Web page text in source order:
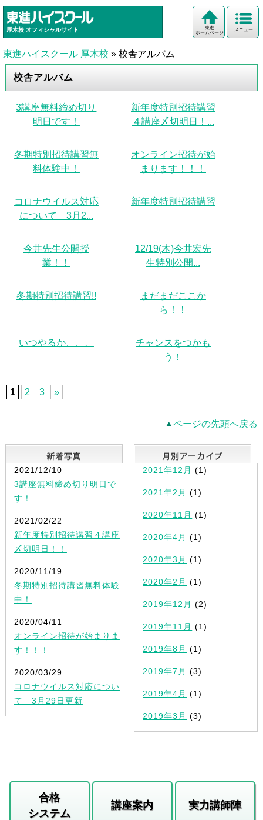
厚木校 オフィシャルサイト メニュー
東進
ホームページ
東進ハイスクール 厚木校 » 校舎アルバム
校舎アルバム
3講座無料締め切り
明日です！
新年度特別招待講習
４講座〆切明日！...
冬期特別招待講習無
料体験中！
オンライン招待が始
まります！！！
コロナウイルス対応
について 3月2...
新年度特別招待講習
今井先生公開授
業！！
12/19(木)今井宏先
生特別公開...
冬期特別招待講習!!
まだまだここか
ら！！
いつやるか、、、
チャンスをつかも
う！
1 2 3 »
ページの先頭へ戻る
新着写真
2021/12/10
3講座無料締め切り明日で
す！
2021/02/22
新年度特別招待講習４講座
〆切明日！！
2020/11/19
冬期特別招待講習無料体験
中！
2020/04/11
オンライン招待が始まりま
す！！！
2020/03/29
コロナウイルス対応につい
て 3月29日更新
2021年12月 (1)
2021年2月 (1)
2020年11月 (1)
2020年4月 (1)
2020年3月 (1)
2020年2月 (1)
2019年12月 (2)
2019年11月 (1)
2019年8月 (1)
2019年7月 (3)
2019年4月 (1)
2019年3月 (3)
合格
システム
講座案内 実力講師陣